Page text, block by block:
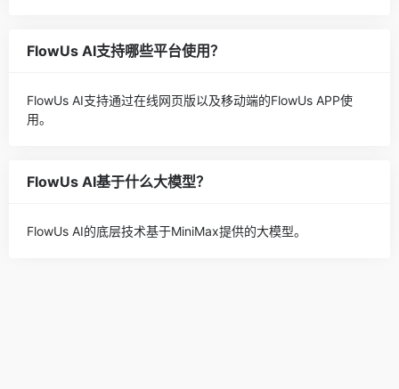
FlowUs AI支持哪些平台使用？
FlowUs AI支持通过在线网页版以及移动端的FlowUs APP使
用。
FlowUs AI基于什么大模型？
FlowUs AI的底层技术基于MiniMax提供的大模型。